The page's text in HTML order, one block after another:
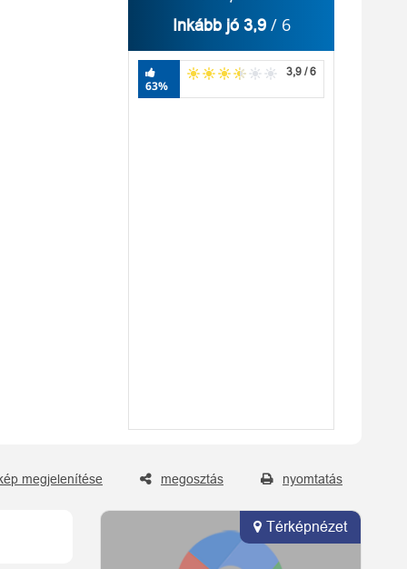
Inkább jó 3,9 / 6
63%
3,9 / 6
megjelenítése megosztás nyomtatás
Térképnézet